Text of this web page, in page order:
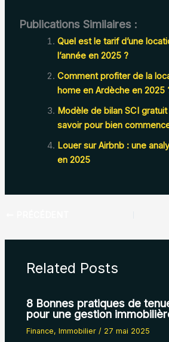
Publications Similaires :
Quel est le tarif d’une
l’année en 2025 ?
Comment profiter de la
home en Ardèche en 2025
Modèle de bilan SCI
savoir pour bien
Louer sur Airbnb : une
en 2025
Related Posts
8 Bonnes pratiques de
pour une gestion
Finance,Immobilier / 27 mai 2025